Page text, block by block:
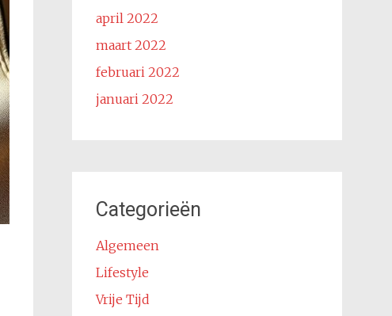
april 2022
maart 2022
februari 2022
januari 2022
Categorieën
Algemeen
Lifestyle
Vrije Tijd